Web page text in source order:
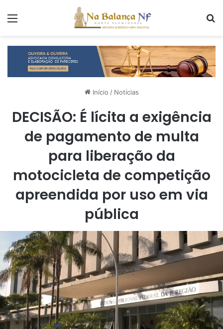
Início / Notícias
DECISÃO: É lícita a exigência
de pagamento de multa
para liberação da
motocicleta de competição
apreendida por uso em via
pública